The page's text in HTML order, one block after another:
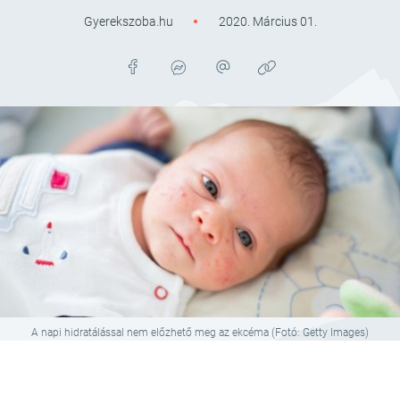
Gyerekszoba.hu 2020. Március 01.
A napi hidratálással nem előzhető meg az ekcéma (Fotó: Getty Images)